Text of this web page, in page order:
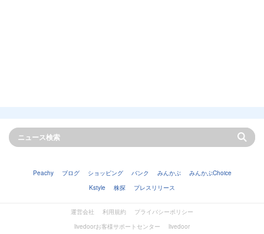
Peachy ブログ ショッピング バンク みんかぶ
みんかぶChoice
Kstyle
株探 プレスリリース
運営会社 利用規約
プライバシーポリシー
livedoorお客様サポートセンター
livedoor